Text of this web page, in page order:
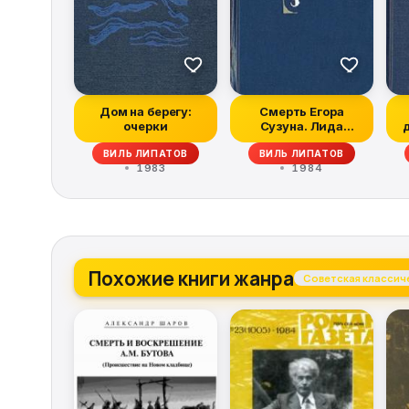
Дом на берегу:
очерки
ВИЛЬ ЛИПАТОВ
1983
Смерть Егора
Сузуна. Лида
Вараксина. И это
все о н...
ВИЛЬ ЛИПАТОВ
1984
Похожие книги жанра Советская